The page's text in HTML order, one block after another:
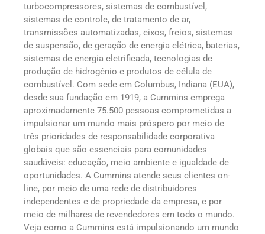
turbocompressores, sistemas de combustível,
sistemas de controle, de tratamento de ar,
transmissões automatizadas, eixos, freios, sistemas
de suspensão, de geração de energia elétrica, baterias,
sistemas de energia eletrificada, tecnologias de
produção de hidrogênio e produtos de célula de
combustível. Com sede em Columbus, Indiana (EUA),
desde sua fundação em 1919, a Cummins emprega
aproximadamente 75.500 pessoas comprometidas a
impulsionar um mundo mais próspero por meio de
três prioridades de responsabilidade corporativa
globais que são essenciais para comunidades
saudáveis: educação, meio ambiente e igualdade de
oportunidades. A Cummins atende seus clientes on-
line, por meio de uma rede de distribuidores
independentes e de propriedade da empresa, e por
meio de milhares de revendedores em todo o mundo.
Veja como a Cummins está impulsionando um mundo